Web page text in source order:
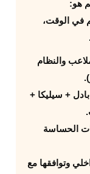
هو:
في الوقت،
والنظام
+ سيليكا +
الحساسة
وتوافقها مع